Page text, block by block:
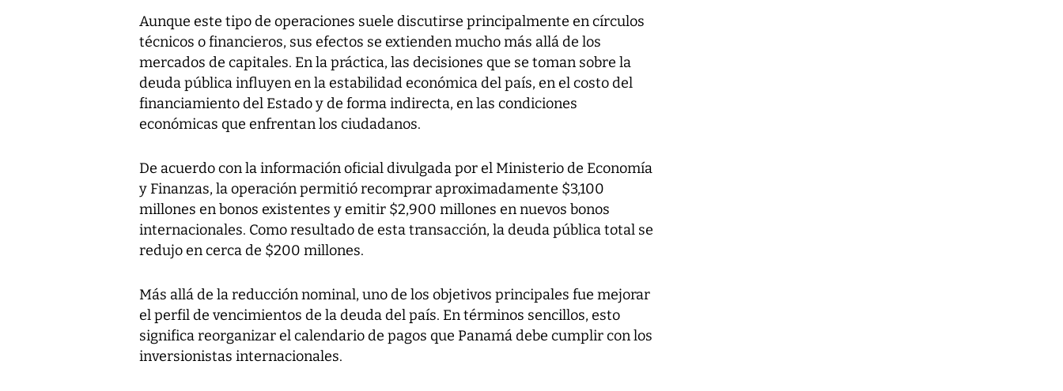
Aunque este tipo de operaciones suele discutirse principalmente en círculos
técnicos o financieros, sus efectos se extienden mucho más allá de los
mercados de capitales. En la práctica, las decisiones que se toman sobre la
deuda pública influyen en la estabilidad económica del país, en el costo del
financiamiento del Estado y de forma indirecta, en las condiciones
económicas que enfrentan los ciudadanos.
De acuerdo con la información oficial divulgada por el Ministerio de Economía
y Finanzas, la operación permitió recomprar aproximadamente $3,100
millones en bonos existentes y emitir $2,900 millones en nuevos bonos
internacionales. Como resultado de esta transacción, la deuda pública total se
redujo en cerca de $200 millones.
Más allá de la reducción nominal, uno de los objetivos principales fue mejorar
el perfil de vencimientos de la deuda del país. En términos sencillos, esto
significa reorganizar el calendario de pagos que Panamá debe cumplir con los
inversionistas internacionales.